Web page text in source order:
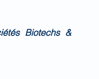
Biotechs &